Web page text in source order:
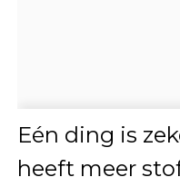
Eén ding is
heeft meer